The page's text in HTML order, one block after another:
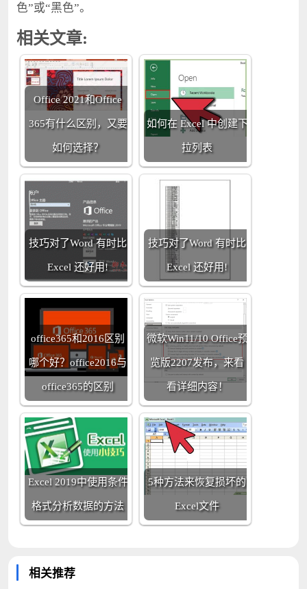
色”或“黑色”。
相关文章:
Office 2021和Office
365有什么区别，又要
如何选择？
如何在 Excel 中创建下
拉列表
技巧对了Word 有时比
Excel 还好用!
技巧对了Word 有时比
Excel 还好用!
office365和2016区别
哪个好？office2016与
office365的区别
微软Win11/10 Office预
览版2207发布，来看
看详细内容！
Excel 2019中使用条件
格式分析数据的方法
5种方法来恢复损坏的
Excel文件
相关推荐